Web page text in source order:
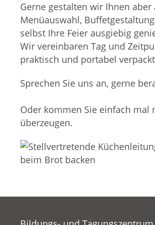
Gerne gestalten wir Ihnen aber
Menüauswahl,
selbst Ihre Feier ausgiebig
Wir vereinbaren Tag und
praktisch und portabel
Sprechen Sie uns an, gerne
Oder kommen Sie einfach mal
überzeugen.